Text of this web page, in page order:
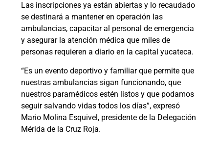
Las inscripciones ya están abiertas y lo recaudado
se destinará a mantener en operación las
ambulancias, capacitar al personal de emergencia
y asegurar la atención médica que miles de
personas requieren a diario en la capital yucateca.
“Es un evento deportivo y familiar que permite que
nuestras ambulancias sigan funcionando, que
nuestros paramédicos estén listos y que podamos
seguir salvando vidas todos los días”, expresó
Mario Molina Esquivel, presidente de la Delegación
Mérida de la Cruz Roja.